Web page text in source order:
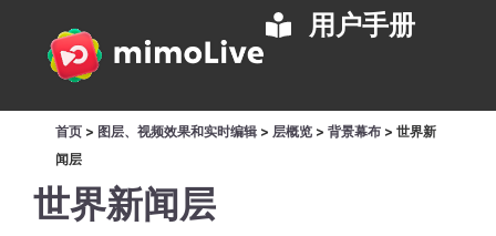
用户手册
首页 > 图层、视频效果和实时编辑 > 层概览 > 背景幕布 > 世界新
闻层
世界新闻层